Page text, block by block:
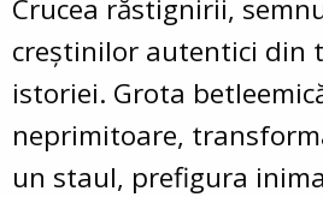
Crucea răstignirii,
creștinilor autentici din
istoriei. Grota
neprimitoare,
un staul, prefigura